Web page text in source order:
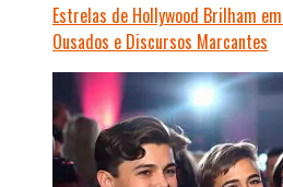
Estrelas de Hollywood Brilham
Ousados e Discursos Marcantes